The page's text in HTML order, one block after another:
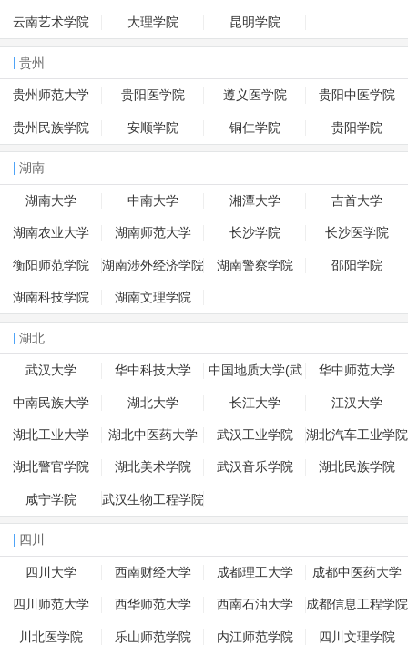
云南艺术学院 大理学院 昆明学院
贵州
贵州师范大学 贵阳医学院 遵义医学院 贵阳中医学院
贵州民族学院 安顺学院 铜仁学院 贵阳学院
湖南
湖南大学 中南大学 湘潭大学 吉首大学
湖南农业大学 湖南师范大学 长沙学院 长沙医学院
衡阳师范学院 湖南涉外经济学院 湖南警察学院 邵阳学院
湖南科技学院 湖南文理学院
湖北
武汉大学 华中科技大学 中国地质大学(武
汉)
华中师范大学
中南民族大学 湖北大学 长江大学 江汉大学
湖北工业大学 湖北中医药大学 武汉工业学院 湖北汽车工业学院
湖北警官学院 湖北美术学院 武汉音乐学院 湖北民族学院
咸宁学院 武汉生物工程学院
四川
四川大学 西南财经大学 成都理工大学 成都中医药大学
四川师范大学 西华师范大学 西南石油大学 成都信息工程学院
川北医学院 乐山师范学院 内江师范学院 四川文理学院